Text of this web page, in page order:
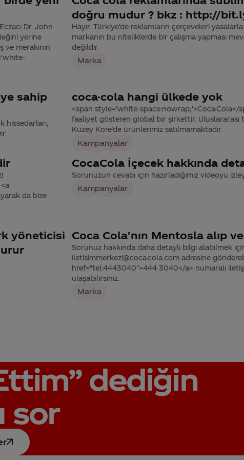
Dr. John
yerine
ve merakının
doğru mudur ? bkz : http://
Hayır. Türkiye’de reklamların çerçeveleri
markanın bu niteliklerde bir çalışma yapması
değildir.
Marka
sahip
hissedarları,
coca-cola hangi ülkede yok
<span style='white-space:nowrap;'>Coca-Cola</
faaliyet gösteren global bir şirkettir. Uluslararası
Kuzey Kore’de ürünlerimiz satılmamaktadır.
Kampanyalar
da bize
CocaCola İçecek hakkında
Sorunuzun cevabı için hazırladığımız videoyu
Kampanyalar
yöneticisi
Coca Cola'nın Mentosla alıp
Sorunuz hakkında daha detaylı bilgi alabilmek
iletisimmerkezi@coca-cola.com adresine
href="tel:4443040">444 3040</a> numaralı
ulaşabilirsiniz.
Marka
dediğin
sor